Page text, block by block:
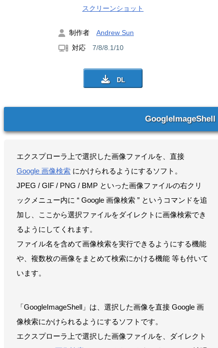
スクリーンショット
制作者 Andrew Sun
対応 7/8/8.1/10
GoogleImageShell
エクスプローラ上で選択した画像ファイルを、直接
Google 画像検索 にかけられるようにするソフト。
JPEG / GIF / PNG / BMP といった画像ファイルの右クリ
ックメニュー内に “ Google 画像検索 ” というコマンドを追
加し、ここから選択ファイルをダイレクトに画像検索でき
るようにしてくれます。
ファイル名を含めて画像検索を実行できるようにする機能
や、複数枚の画像をまとめて検索にかける機能 等も付いて
います。
「GoogleImageShell」は、選択した画像を直接 Google 画
像検索にかけられるようにするソフトです。
エクスプローラ上で選択した画像ファイルを、ダイレクト